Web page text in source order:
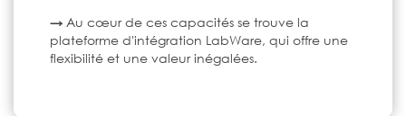
→ Au cœur de ces capacités se trouve la
plateforme d'intégration LabWare, qui offre une
flexibilité et une valeur inégalées.